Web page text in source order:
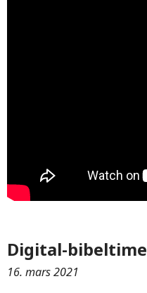
Digital-bibeltime
16. mars 2021